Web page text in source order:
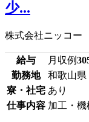
少...
株式会社ニッコー
給与 月収例
勤務地
和歌山県
寮・社宅 あり
仕事内容 加工・